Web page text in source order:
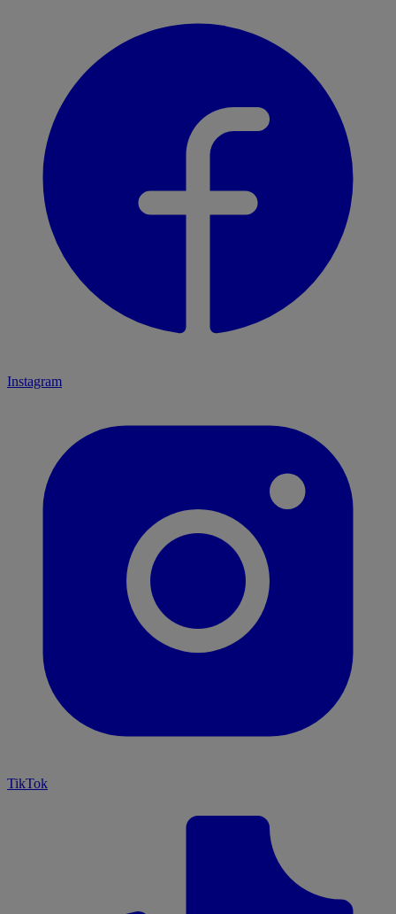
Instagram
TikTok